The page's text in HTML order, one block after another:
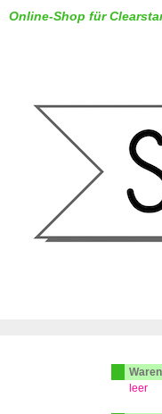
Online-Shop für
leer